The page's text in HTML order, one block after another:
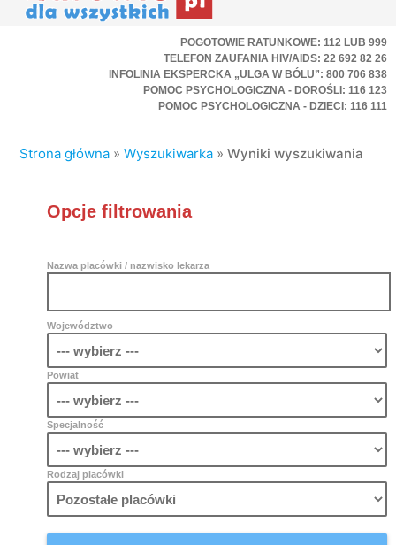
POGOTOWIE RATUNKOWE: 112 LUB 999
TELEFON ZAUFANIA HIV/AIDS: 22 692 82 26
INFOLINIA EKSPERCKA „ULGA W BÓLU”: 800 706 838
POMOC PSYCHOLOGICZNA - DOROŚLI: 116 123
POMOC PSYCHOLOGICZNA - DZIECI: 116 111
Strona główna »Wyszukiwarka »Wyniki wyszukiwania
Opcje filtrowania
Nazwa placówki / nazwisko lekarza
Województwo
Powiat
Specjalność
Rodzaj placówki